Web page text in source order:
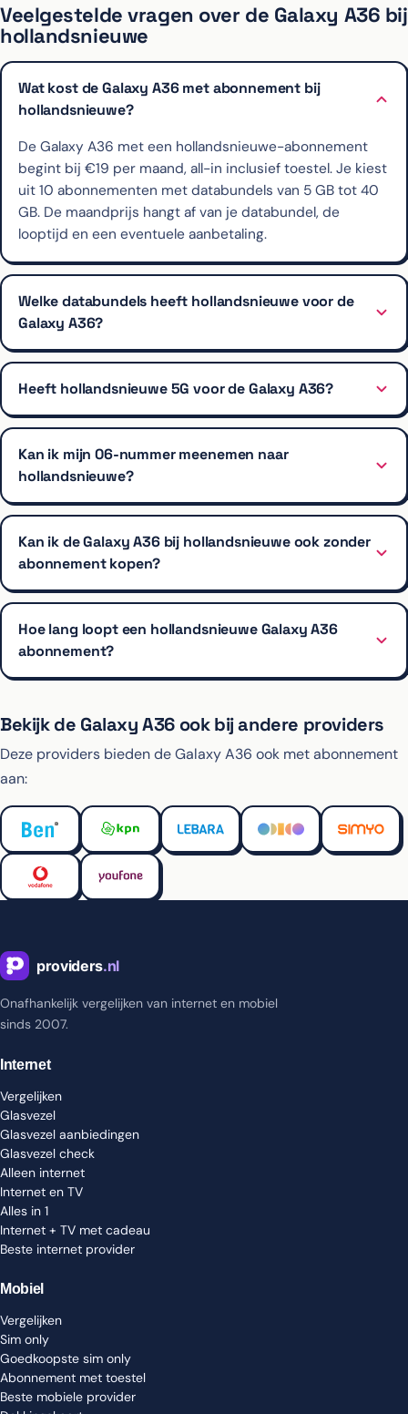
Veelgestelde vragen over de Galaxy A36 bij
hollandsnieuwe
Wat kost de Galaxy A36 met abonnement bij
hollandsnieuwe?
De Galaxy A36 met een hollandsnieuwe-abonnement
begint bij €19 per maand, all-in inclusief toestel. Je kiest
uit 10 abonnementen met databundels van 5 GB tot 40
GB. De maandprijs hangt af van je databundel, de
looptijd en een eventuele aanbetaling.
Welke databundels heeft hollandsnieuwe voor de
Galaxy A36?
Heeft hollandsnieuwe 5G voor de Galaxy A36?
Kan ik mijn 06-nummer meenemen naar
hollandsnieuwe?
Kan ik de Galaxy A36 bij hollandsnieuwe ook zonder
abonnement kopen?
Hoe lang loopt een hollandsnieuwe Galaxy A36
abonnement?
Bekijk de Galaxy A36 ook bij andere providers
Deze providers bieden de Galaxy A36 ook met abonnement
aan:
Onafhankelijk vergelijken van internet en mobiel
sinds 2007.
Internet
Vergelijken
Glasvezel
Glasvezel aanbiedingen
Glasvezel check
Alleen internet
Internet en TV
Alles in 1
Internet + TV met cadeau
Beste internet provider
Mobiel
Vergelijken
Sim only
Goedkoopste sim only
Abonnement met toestel
Beste mobiele provider